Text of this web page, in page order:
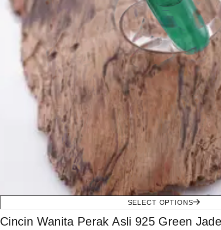
SELECT OPTIONS
Cincin Wanita Perak Asli 925 Green